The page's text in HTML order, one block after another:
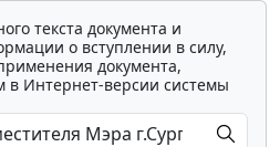
текста документа и
о вступлении в силу,
документа,
в Интернет-версии системы